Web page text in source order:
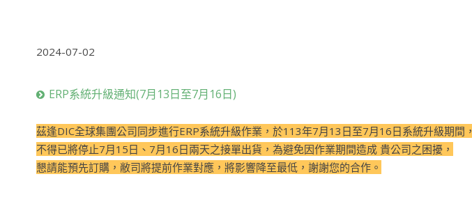
2024-07-02
ERP系統升級通知(7月13日至7月16日)
茲逢DIC全球集團公司同步進行ERP系統升級作業，於113年7月13日至7月16日系統升級期間，
不得已將停止7月15日、7月16日兩天之接單出貨，為避免因作業期間造成 貴公司之困擾，
懇請能預先訂購，敝司將提前作業對應，將影響降至最低，謝謝您的合作。